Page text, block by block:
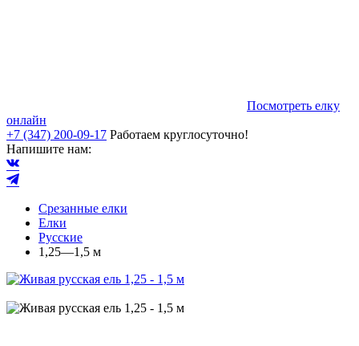
Посмотреть елку
онлайн
+7 (347) 200-09-17 Работаем круглосуточно!
Напишите нам:
Срезанные елки
Елки
Русские
1,25—1,5 м